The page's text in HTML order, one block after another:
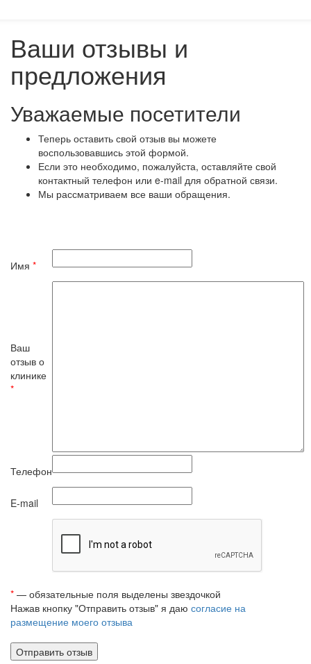
Ваши отзывы и
предложения
Уважаемые посетители
Теперь оставить свой отзыв вы можете
воспользовавшись этой формой.
Если это необходимо, пожалуйста, оставляйте свой
контактный телефон или e-mail для обратной связи.
Мы рассматриваем все ваши обращения.
Имя *
Ваш
отзыв о
клинике
*
Телефон
E-mail
* — обязательные поля выделены звездочкой
Нажав кнопку "Отправить отзыв" я даю согласие на
размещение моего отзыва